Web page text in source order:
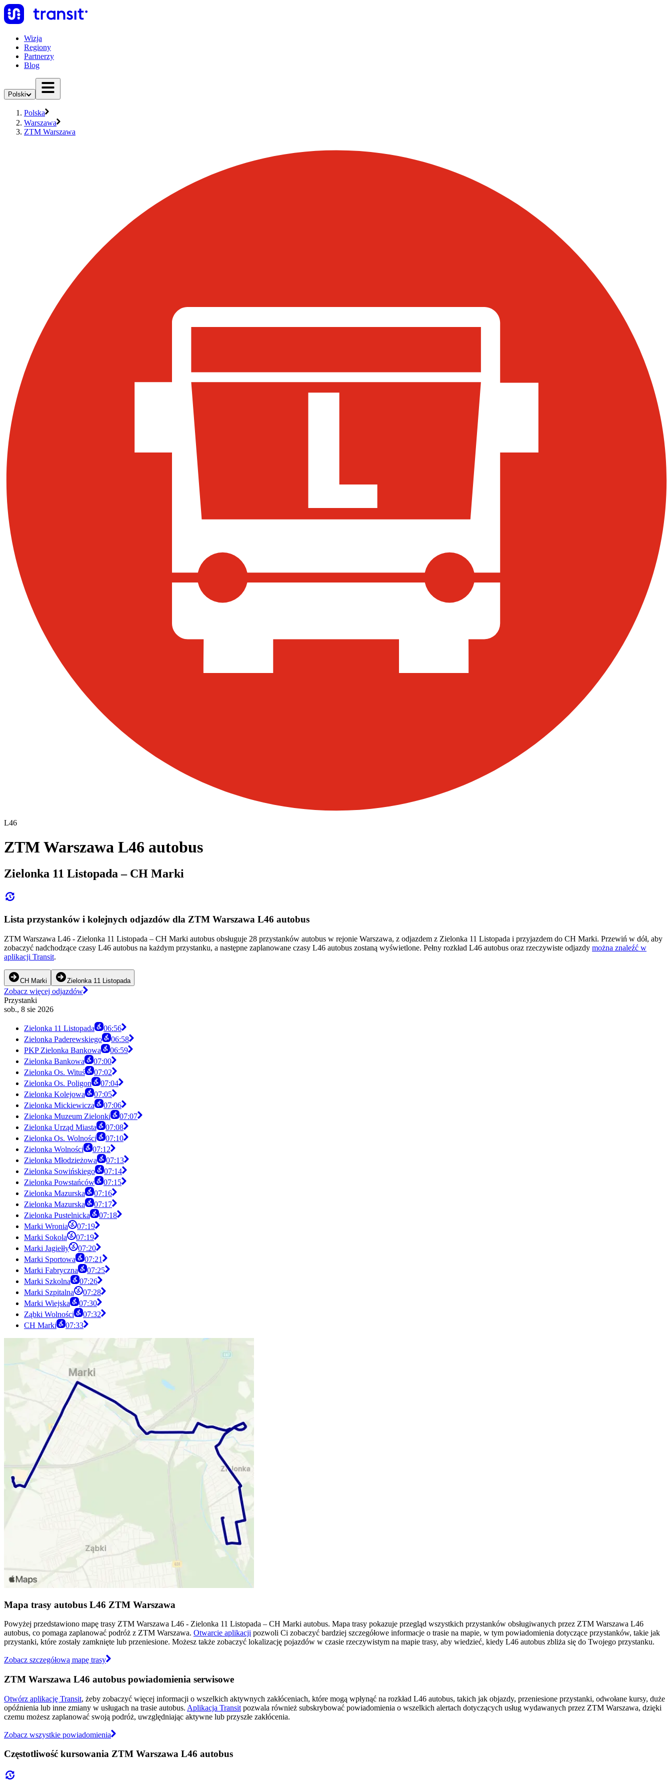
Wizja
Regiony
Partnerzy
Blog
Polski
Polska
Warszawa
ZTM Warszawa
L46
ZTM Warszawa L46 autobus
Zielonka 11 Listopada – CH Marki
Lista przystanków i kolejnych odjazdów dla ZTM Warszawa L46 autobus
ZTM Warszawa L46 - Zielonka 11 Listopada – CH Marki autobus obsługuje 28 przystanków autobus w rejonie Warszawa, z odjazdem z Zielonka 11 Listopada i przyjazdem do CH Marki. Przewiń w dół, aby
zobaczyć nadchodzące czasy L46 autobus na każdym przystanku, a następne zaplanowane czasy L46 autobus zostaną wyświetlone. Pełny rozkład L46 autobus oraz rzeczywiste odjazdy można znaleźć w
aplikacji Transit.
CH Marki Zielonka 11 Listopada
Zobacz więcej odjazdów
Przystanki
sob., 8 sie 2026
Zielonka 11 Listopada
06:56
Zielonka Paderewskiego
06:58
PKP Zielonka Bankowa
06:59
Zielonka Bankowa
07:00
Zielonka Os. Wituś
07:02
Zielonka Os. Poligon
07:04
Zielonka Kolejowa
07:05
Zielonka Mickiewicza
07:06
Zielonka Muzeum Zielonki
07:07
Zielonka Urząd Miasta
07:08
Zielonka Os. Wolności
07:10
Zielonka Wolności
07:12
Zielonka Młodzieżowa
07:13
Zielonka Sowińskiego
07:14
Zielonka Powstańców
07:15
Zielonka Mazurska
07:16
Zielonka Mazurska
07:17
Zielonka Pustelnicka
07:18
Marki Wronia
07:19
Marki Sokola
07:19
Marki Jagiełły
07:20
Marki Sportowa
07:21
Marki Fabryczna
07:25
Marki Szkolna
07:26
Marki Szpitalna
07:28
Marki Wiejska
07:30
Ząbki Wolności
07:32
CH Marki
07:33
Mapa trasy autobus L46 ZTM Warszawa
Powyżej przedstawiono mapę trasy ZTM Warszawa L46 - Zielonka 11 Listopada – CH Marki autobus. Mapa trasy pokazuje przegląd wszystkich przystanków obsługiwanych przez ZTM Warszawa L46
autobus, co pomaga zaplanować podróż z ZTM Warszawa. Otwarcie aplikacji pozwoli Ci zobaczyć bardziej szczegółowe informacje o trasie na mapie, w tym powiadomienia dotyczące przystanków, takie jak
przystanki, które zostały zamknięte lub przeniesione. Możesz także zobaczyć lokalizację pojazdów w czasie rzeczywistym na mapie trasy, aby wiedzieć, kiedy L46 autobus zbliża się do Twojego przystanku.
Zobacz szczegółową mapę trasy
ZTM Warszawa L46 autobus powiadomienia serwisowe
Otwórz aplikację Transit, żeby zobaczyć więcej informacji o wszelkich aktywnych zakłóceniach, które mogą wpłynąć na rozkład L46 autobus, takich jak objazdy, przeniesione przystanki, odwołane kursy, duże
opóźnienia lub inne zmiany w usługach na trasie autobus. Aplikacja Transit pozwala również subskrybować powiadomienia o wszelkich alertach dotyczących usług wydawanych przez ZTM Warszawa, dzięki
czemu możesz zaplanować swoją podróż, uwzględniając aktywne lub przyszłe zakłócenia.
Zobacz wszystkie powiadomienia
Częstotliwość kursowania ZTM Warszawa L46 autobus